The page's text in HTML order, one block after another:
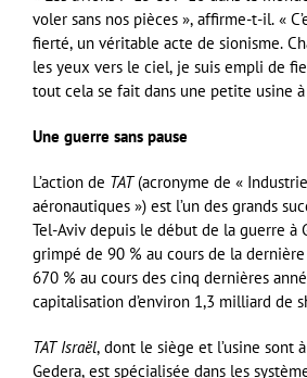
voler sans nos pièces », affirme-t-il. «
fierté, un véritable acte de sionisme.
les yeux vers le ciel, je suis empli de
tout cela se fait dans une petite usine à
Une guerre sans pause
L’action de TAT(acronyme de «
aéronautiques ») est l’un des grands
Tel-Aviv depuis le début de la guerre à
grimpé de 90 % au cours de la
670 % au cours des cinq dernières
capitalisation d’environ 1,3 milliard de
TAT Israël, dont le siège et l’usine sont
Gedera, est spécialisée dans les